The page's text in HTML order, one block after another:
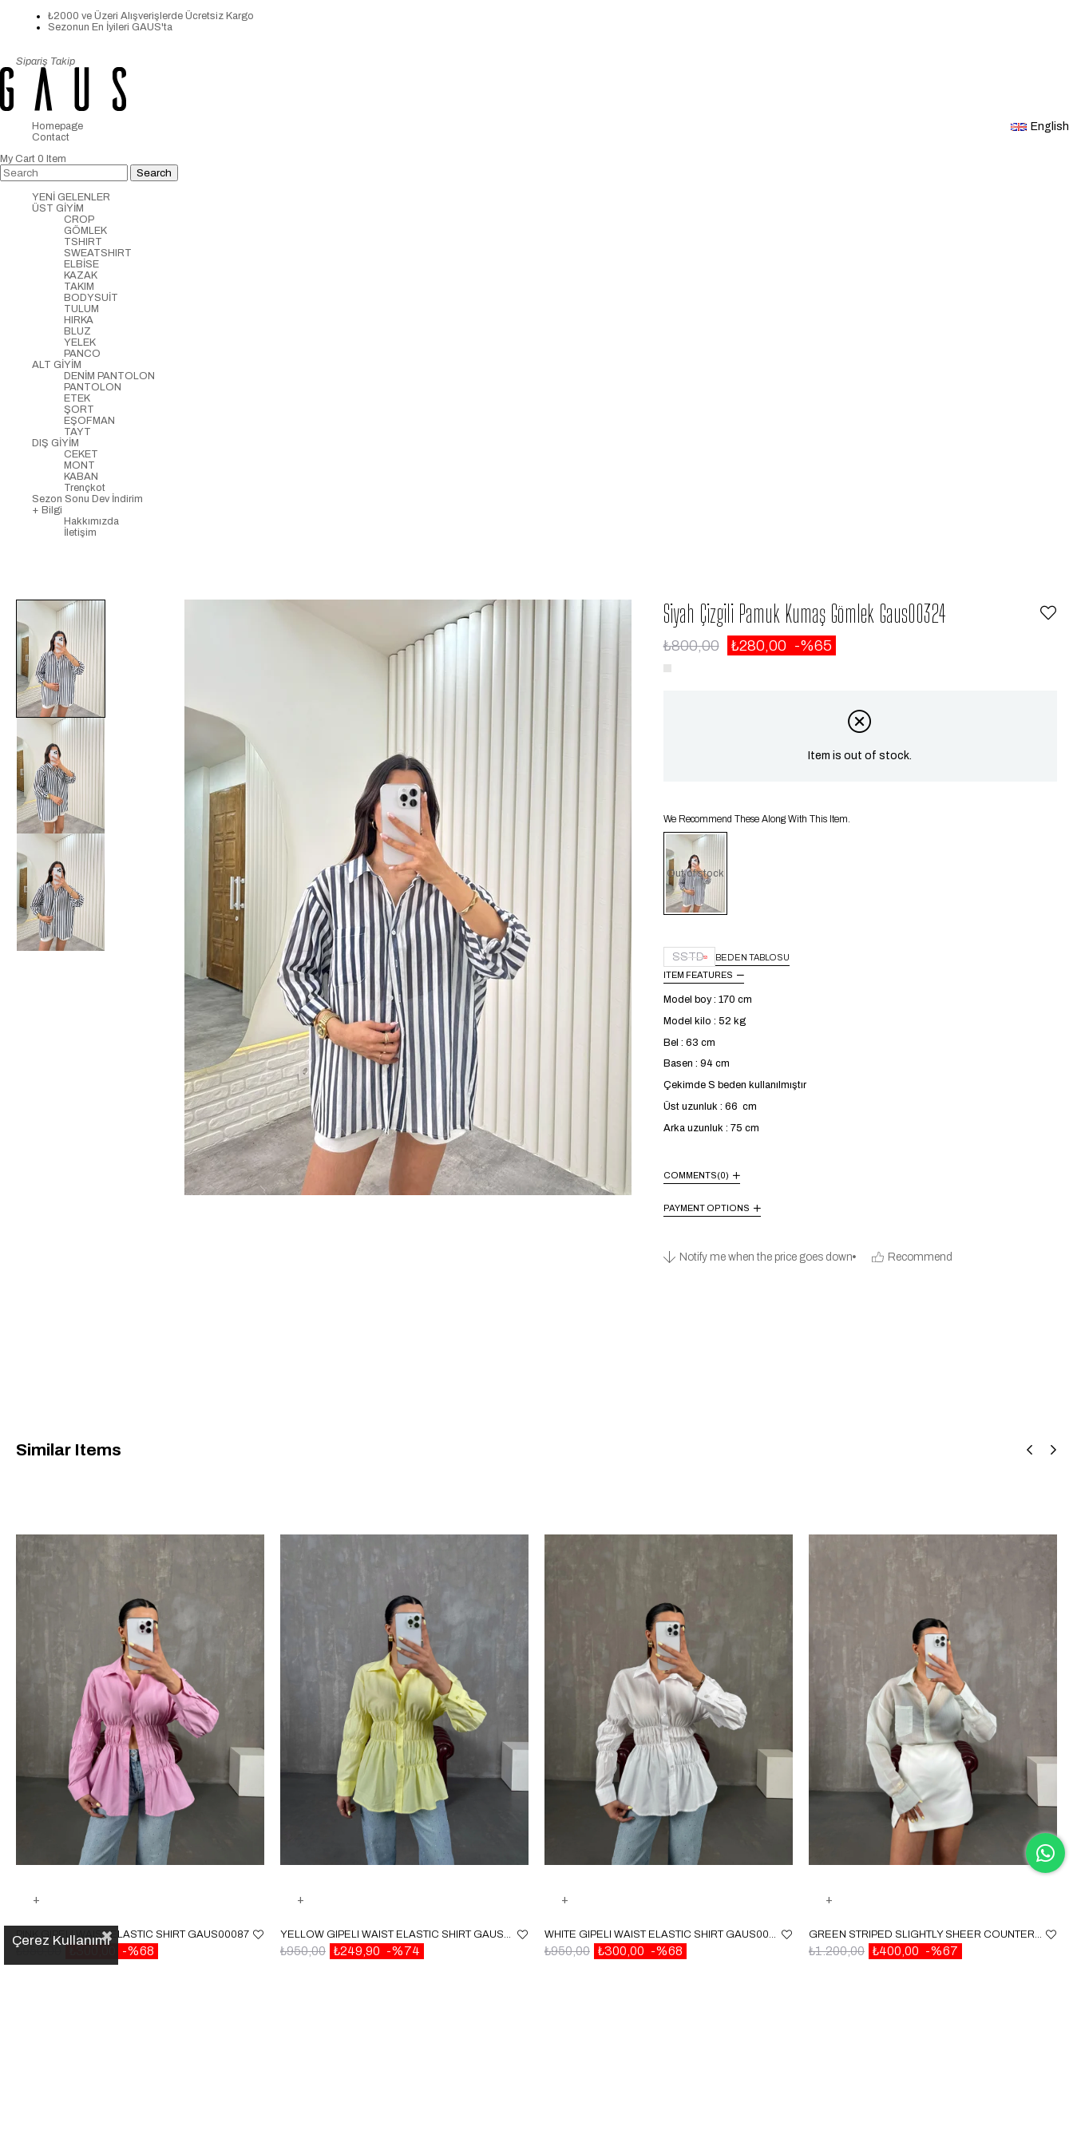
₺2000 ve Üzeri Alışverişlerde Ücretsiz Kargo
Sezonun En İyileri GAUS'ta
Sipariş Takip
English
Homepage
Contact
My Cart 0 Item
YENİ GELENLER
ÜST GİYİM
CROP
GÖMLEK
TSHIRT
SWEATSHIRT
ELBİSE
KAZAK
TAKIM
BODYSUİT
TULUM
HIRKA
BLUZ
YELEK
PANCO
ALT GİYİM
DENİM PANTOLON
PANTOLON
ETEK
ŞORT
EŞOFMAN
TAYT
DIŞ GİYİM
CEKET
MONT
KABAN
Trençkot
Sezon Sonu Dev İndirim
+ Bilgi
Hakkımızda
İletişim
Siyah Çizgili Pamuk Kumaş Gömlek Gaus00324
₺800,00 ₺280,00 65
Item is out of stock.
We Recommend These Along With This Item.
Out of stock
SSTD
BEDEN TABLOSU
ITEM FEATURES
Model boy : 170 cm
Model kilo : 52 kg
Bel : 63 cm
Basen : 94 cm
Çekimde S beden kullanılmıştır
Üst uzunluk : 66 cm
Arka uzunluk : 75 cm
COMMENTS(0)
PAYMENT OPTIONS
Notify me when the price goes down Recommend
Similar Items
PINK GIPELI WAIST ELASTIC SHIRT GAUS00087
%68
₺950,00 %74
₺249,90
₺950,00 %68
₺300,00
₺950,00 %67
₺400,00
₺1.200,00
Çerez Kullanımı